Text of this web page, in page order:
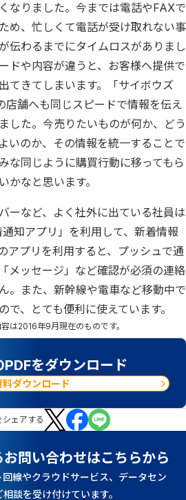
なりました。今までは電話やFAXで
め、忙しくて電話が受け取れない事
伝わるまでにタイムロスがありまし
ドや内容が違うと、お客様へ提供で
てきてしまいます。「サイボウズ
店舗へも同じスピードで情報を伝え
した。今売りたいものが何か、どう
いのか、その情報を統一することで
な同じように購買行動に移ってもら
かなと思います。
ーなど、よく社外に出ている社員は
知アプリ」を利用して、新着情報
アプリを利用すると、プッシュで通
メッセージ」など確認が必須の連絡
。また、新幹線や電車など移動中で
で、とても便利に使えています。
は2016年9月現在のものです。
PDFをダウンロード
料ダウンロード
シェアする
問い合わせはこちらから
線やクラウドサービス、データセン
談を受け付けています。